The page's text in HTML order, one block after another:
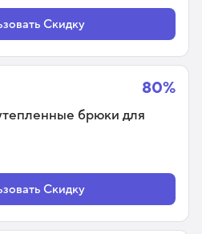
Скидку
80%
брюки для
Скидку